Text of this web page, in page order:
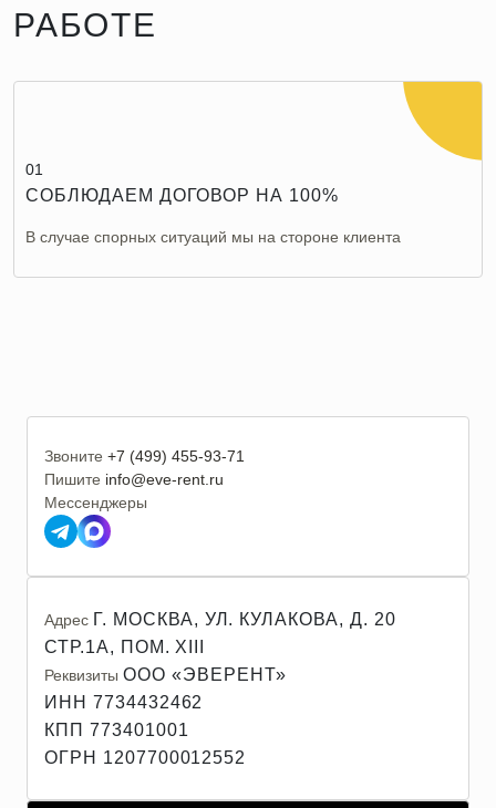
РАБОТЕ
01
СОБЛЮДАЕМ ДОГОВОР НА 100%
В случае спорных ситуаций мы на стороне клиента
Звоните +7 (499) 455-93-71
Пишите info@eve-rent.ru
Мессенджеры
Адрес Г. МОСКВА, УЛ. КУЛАКОВА, Д. 20
СТР.1А, ПОМ. XIII
Реквизиты ООО «ЭВЕРЕНТ»
ИНН 7734432462
КПП 773401001
ОГРН 1207700012552